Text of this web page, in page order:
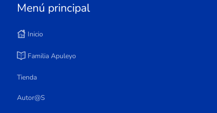
Menú principal
Inicio
Familia Apuleyo
Tienda
Autor@s